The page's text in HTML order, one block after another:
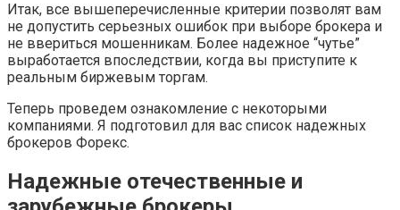
Итак, все вышеперечисленные критерии позволят вам
не допустить серьезных ошибок при выборе брокера и
не ввериться мошенникам. Более надежное “чутье”
выработается впоследствии, когда вы приступите к
реальным биржевым торгам.
Теперь проведем ознакомление с некоторыми
компаниями. Я подготовил для вас список надежных
брокеров Форекс.
Надежные отечественные и